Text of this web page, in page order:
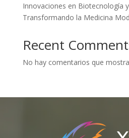
Innovaciones en Biotecnología
Transformando la Medicina
Recent
No hay comentarios que